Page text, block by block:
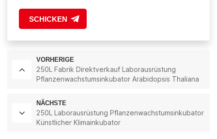
SCHICKEN
VORHERIGE
250L Fabrik Direktverkauf Laborausrüstung
Pflanzenwachstumsinkubator Arabidopsis Thaliana
NÄCHSTE
250L Laborausrüstung Pflanzenwachstumsinkubator
Künstlicher Klimainkubator